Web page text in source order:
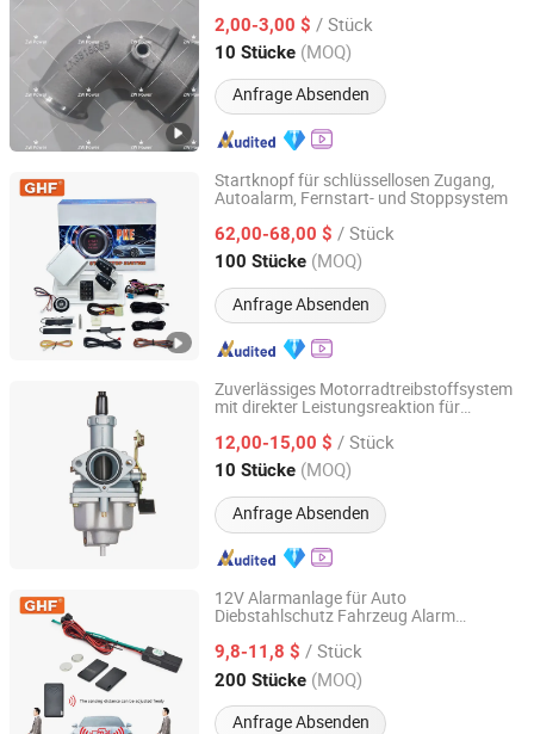
Nutzfahrzeugen und Bussen
2,00-3,00 $ / Stück
10 Stücke (MOQ)
Anfrage Absenden
Sichuan, China Seit 2025
Startknopf für schlüssellosen Zugang,
Autoalarm, Fernstart- und Stoppsystem
62,00-68,00 $ / Stück
100 Stücke (MOQ)
Anfrage Absenden
Zhongshan Xinyu Technology Co., Ltd
Guangdong, China Seit 2023
Zuverlässiges Motorradtreibstoffsystem
mit direkter Leistungsreaktion für
12,00-15,00 $ / Stück
10 Stücke (MOQ)
Anfrage Absenden
Wenzhou Runtong Motor Vehicle Parts Co., Ltd.
Zhejiang, China Seit 2016
12V Alarmanlage für Auto
Diebstahlschutz Fahrzeug Alarm
Wegfahrsperre RFID Sicherheitssystem
9,8-11,8 $ / Stück
200 Stücke (MOQ)
Anfrage Absenden
Zhongshan Xinyu Technology Co., Ltd
Guangdong, China Seit 2023